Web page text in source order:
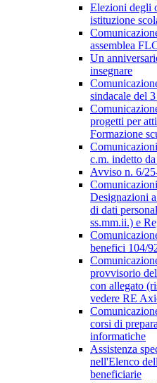
Elezioni degli
istituzione
assemblea
Un
insegnare
sindacale del
progetti per
Formazione
c.m. indetto
Avviso n. 6/
Designazioni
di dati
ss.mm.ii.) e
benefici 104/
provvisorio
con allegato
vedere RE
corsi di
informatiche
Assistenza
nell'Elenco
beneficiarie